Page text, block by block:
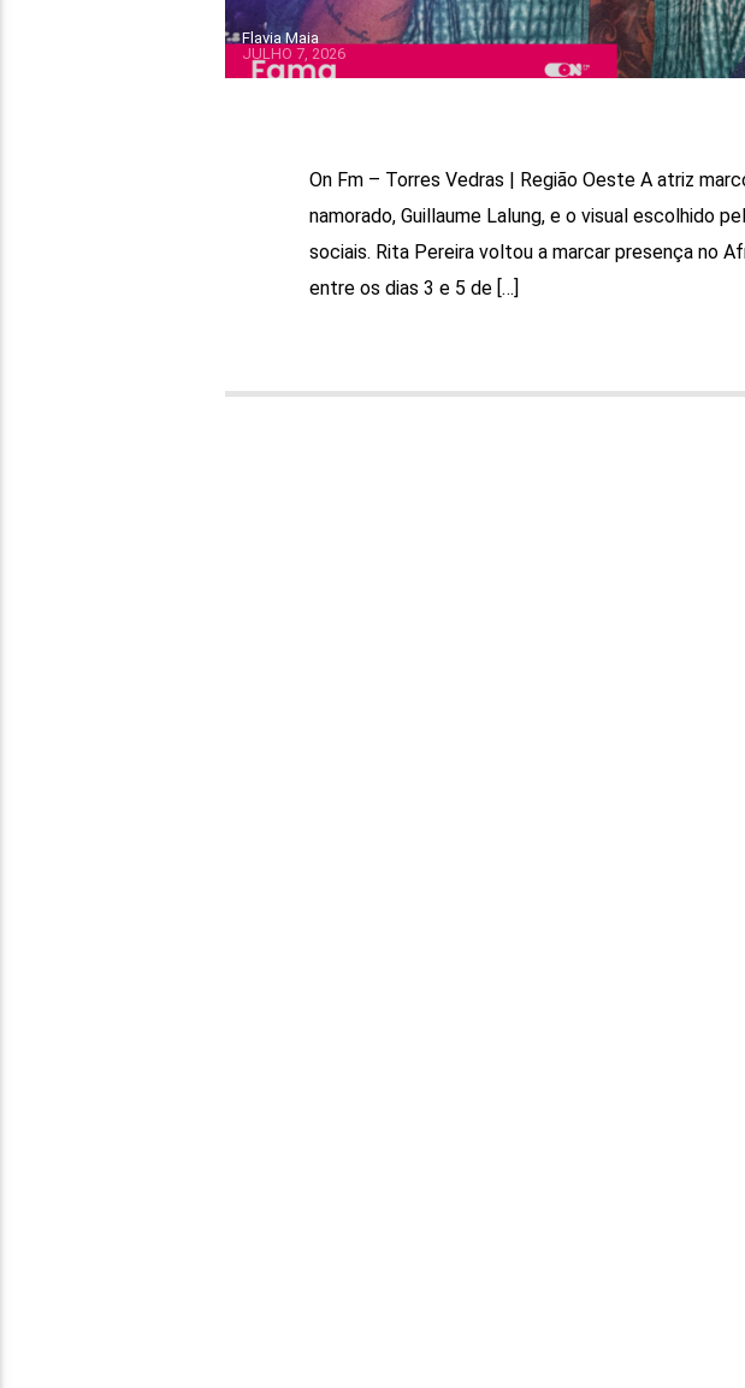
Flavia Maia
JULHO 7, 2026
On Fm – Torres Vedras | Região Oeste A atriz
namorado, Guillaume Lalung, e o visual escolhido
sociais. Rita Pereira voltou a marcar presença no
entre os dias 3 e 5 de […]